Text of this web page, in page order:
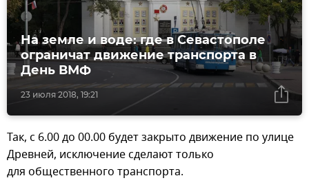
23 июля 2018, 19:21
На земле и воде: где в Севастополе
ограничат движение транспорта в
День ВМФ
Так, с 6.00 до 00.00 будет закрыто движение по улице
Древней, исключение сделают только
для общественного транспорта.